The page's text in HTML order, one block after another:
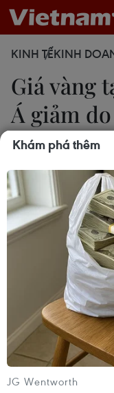
KINH TẾKINH
Giá vàng
Á giảm
lên
Vân Anh
16/09/2021 09:48
Giá vàng châu Á
1.785,13 USD/
Mỹ giảm 0,4%
Khám phá thêm
JG Wentworth